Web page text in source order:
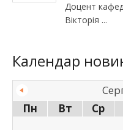
Доцент
Вікторія
Календар
Пн
Вт Ср